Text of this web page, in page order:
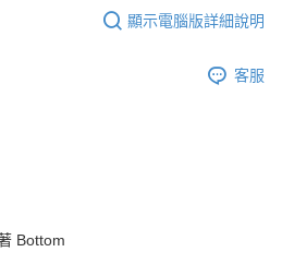
顯示電腦版詳細說明
客服
Bottom